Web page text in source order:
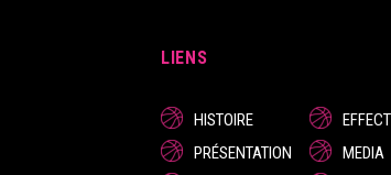
LIENS
HISTOIRE
PRÉSENTATION
MEDIA